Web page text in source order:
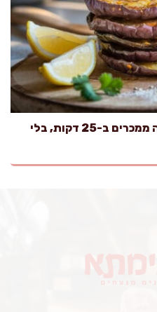
חצילים מטוגנים בקמח וביצה ממכרים ב-25 דקות, בלי